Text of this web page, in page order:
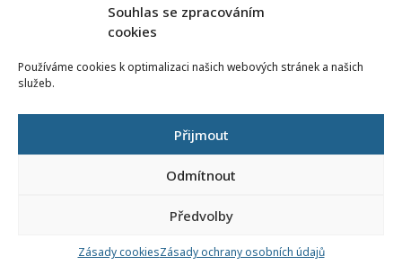
Souhlas se zpracováním
cookies
Používáme cookies k optimalizaci našich webových stránek a našich
služeb.
Přijmout
Odmítnout
Předvolby
Zásady cookiesZásady ochrany osobních údajů
110 00 Praha 1